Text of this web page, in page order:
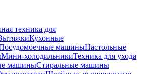
техника для
Кухонные
машиныНастольные
Мини-холодильникиТехника для ухода
машиныСтиральные машины